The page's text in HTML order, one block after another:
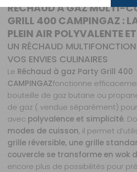
RÉCHAUD À GAZ MULTI-
GRILL 400 CAMPINGAZ :
PLEIN AIR POLYVALENTE
UN RÉCHAUD
VOS ENVIES CULINAIRES
Le Réchaud à gaz Party Grill 400
CAMPINGAZfonctionne
bouteille de gaz butane ou
de gaz ( vendue séparément)
avec polyvalence et simplicité.
modes de cuisson, il permet
grille réversible, une grille
couvercle se transforme en wok
encore plus de possibilités pour